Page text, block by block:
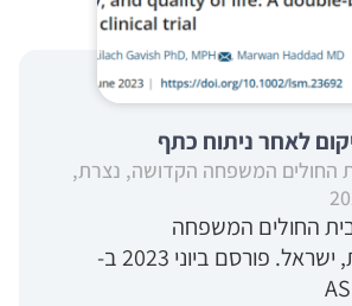
לאחר ניתוח כתף
החולים המשפחה הקדושה, נצרת,
החולים המשפחה
הקדושה, נצרת, ישראל. פורסם ביוני 2023 ב-